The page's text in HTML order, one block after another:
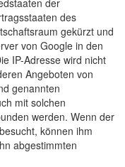
der
des
gekürzt und
von Google in den
IP-Adresse wird nicht
Angeboten von
genannten
mit solchen
werden. Wenn der
können ihm
abgestimmten